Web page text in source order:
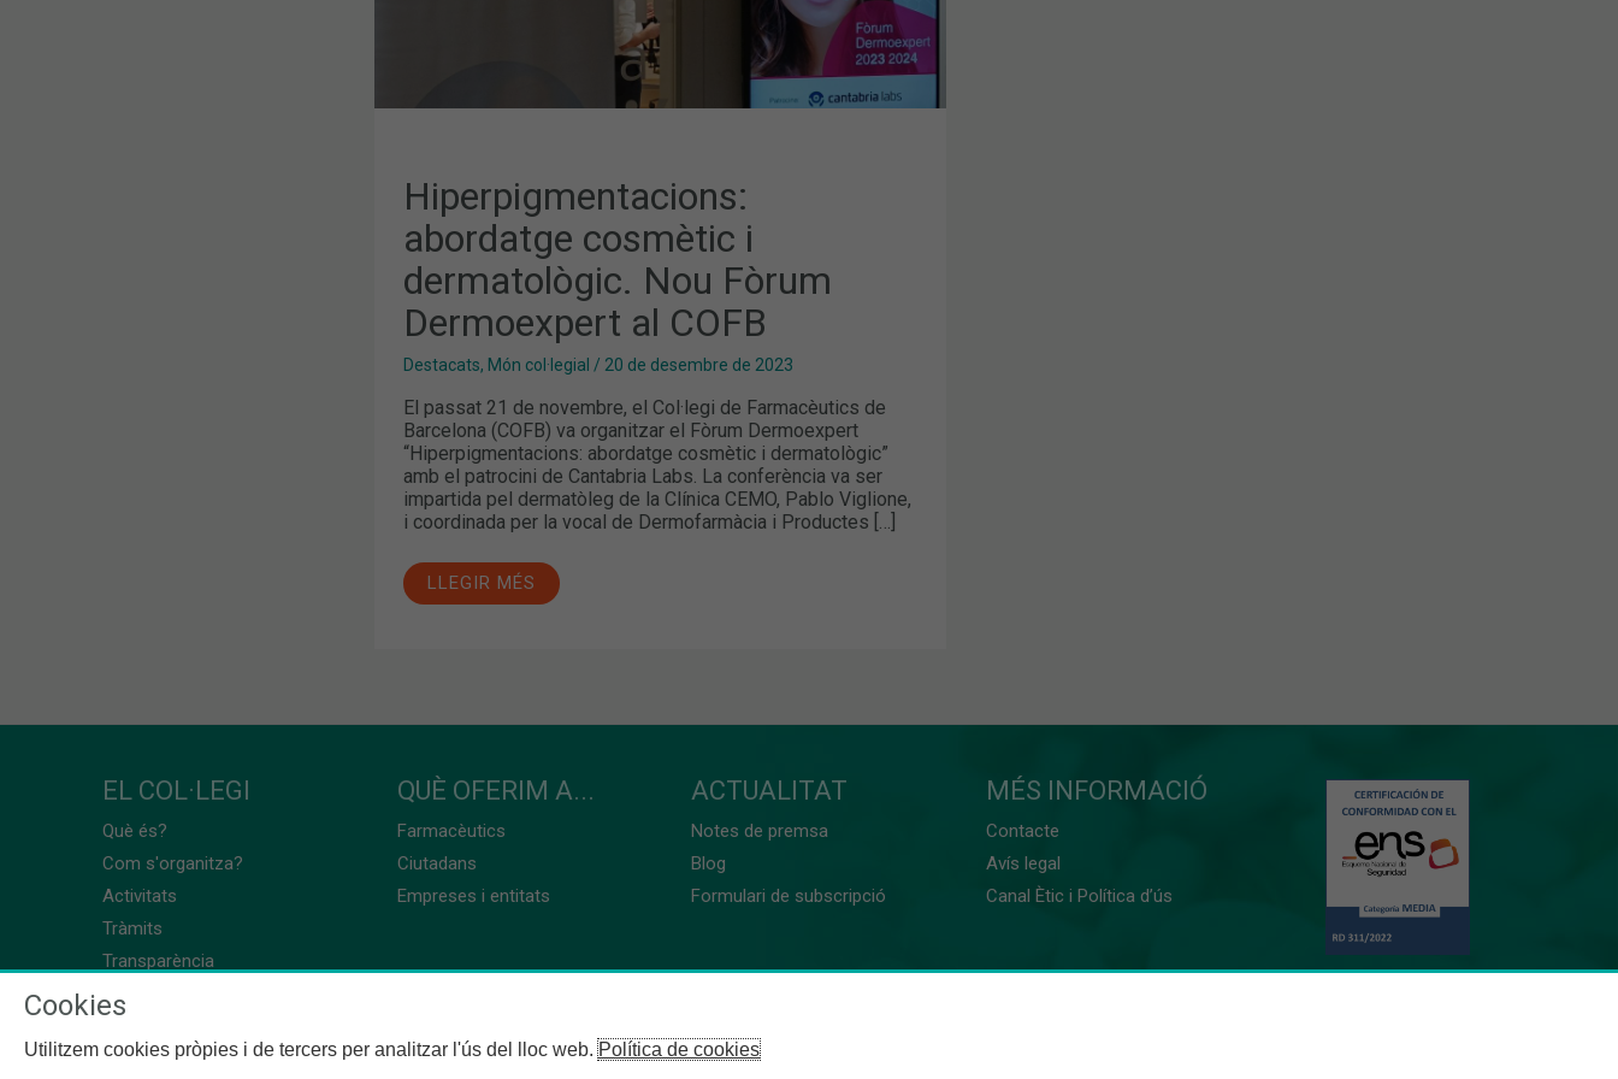
Hiperpigmentacions:
abordatge cosmètic i
dermatològic. Nou Fòrum
Dermoexpert al COFB
Destacats, Món col·legial / 20 de desembre de 2023
El passat 21 de novembre, el Col·legi de Farmacèutics de
Barcelona (COFB) va organitzar el Fòrum Dermoexpert
“Hiperpigmentacions: abordatge cosmètic i dermatològic”
amb el patrocini de Cantabria Labs. La conferència va ser
impartida pel dermatòleg de la Clínica CEMO, Pablo Viglione,
i coordinada per la vocal de Dermofarmàcia i Productes […]
LLEGIR MÉS
EL COL·LEGI
Què és?
Com s'organitza?
Activitats
Tràmits
Transparència
QUÈ OFERIM A...
Farmacèutics
Ciutadans
Empreses i entitats
ACTUALITAT
Notes de premsa
Blog
Formulari de subscripció
MÉS INFORMACIÓ
Contacte
Avís legal
Canal Ètic i Política d’ús
Cookies
Utilitzem cookies pròpies i de tercers per analitzar l'ús del lloc web.Política de cookies